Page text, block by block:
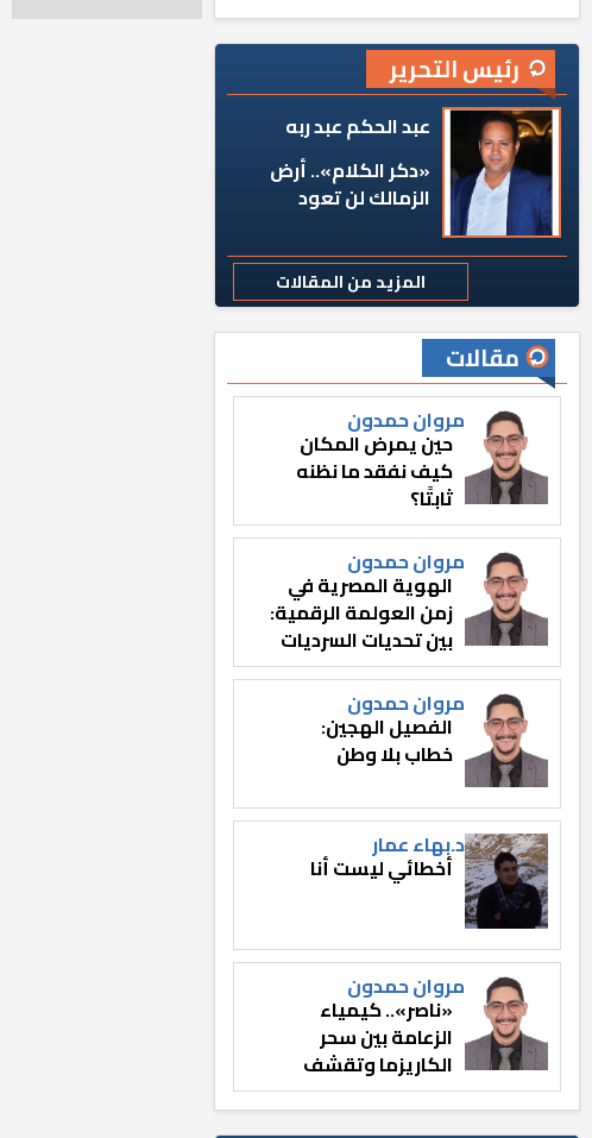
رئيس التحرير
عبد الحكم عبد ربه
«دكر الكلام».. أرض
الزمالك لن تعود
المزيد من المقالات
مقالات
مروان حمدون
حين يمرض المكان
كيف نفقد ما نظنه
ثابتًا؟
مروان حمدون
الهوية المصرية في
زمن العولمة الرقمية:
بين تحديات السرديات
وصناعة الوعي
مروان حمدون
الفصيل الهجين:
خطاب بلا وطن
د.بهاء عمار
أخطائي ليست أنا
مروان حمدون
«ناصر».. كيمياء
الزعامة بين سحر
الكاريزما وتقشف
الثائر